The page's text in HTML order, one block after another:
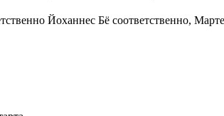
Йоханнес Бё соответственно,